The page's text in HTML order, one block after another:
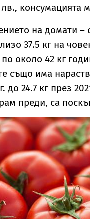
консумацията
на домати –
37.5 кг на
около 42 кг
също има
до 24.7 кг през
преди, са